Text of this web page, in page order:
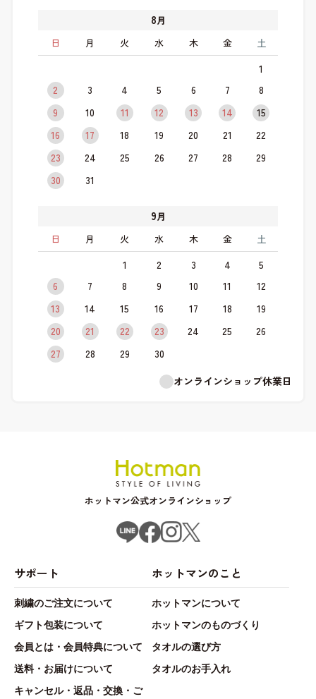
8月
日
月 火 水 木 金 土
1
2
3 4 5 6 7
8
9
10 11 12 13 14
15
16
17 18 19 20 21
22
23
24 25 26 27 28
29
30
31
9月
日
月 火 水 木 金 土
1 2 3 4
5
6
7 8 9 10 11
12
13
14 15 16 17 18
19
20
21 22 23 24 25
26
27
28 29
30
オンラインショップ休業日
ホットマン公式オンラインショップ
サポート
刺繍のご注文について
ギフト包装について
会員とは・会員特典について
送料・お届けについて
キャンセル・返品・交換・ご
ホットマンのこと
ホットマンについて
ホットマンのものづくり
タオルの選び方
タオルのお手入れ